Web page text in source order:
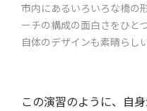
市内にあるいろいろな橋の
ーチの構成の面白さをひと
自体のデザインも素晴らし
この演習のように、自